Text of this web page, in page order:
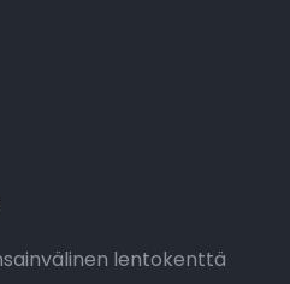
lentokenttä